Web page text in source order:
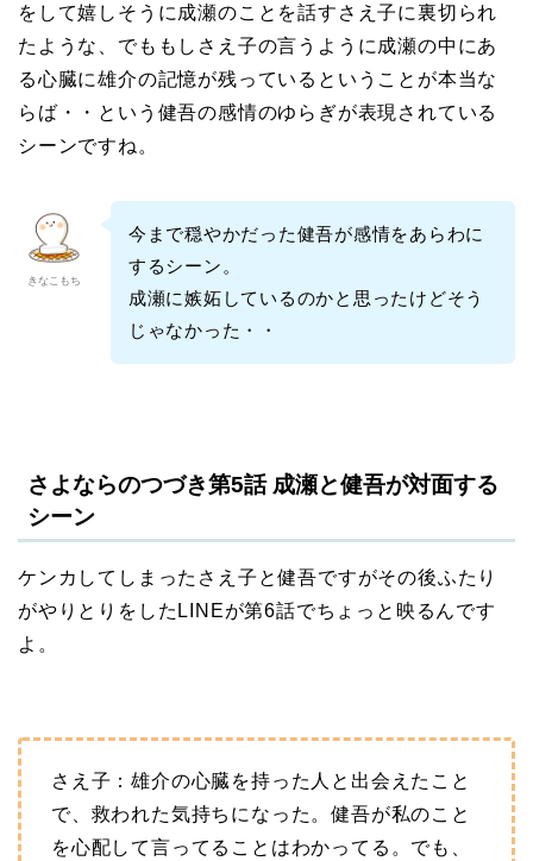
をして嬉しそうに成瀬のことを話すさえ子に裏切られ
たような、でももしさえ子の言うように成瀬の中にあ
る心臓に雄介の記憶が残っているということが本当な
らば・・という健吾の感情のゆらぎが表現されている
シーンですね。
きなこもち
今まで穏やかだった健吾が感情をあらわに
するシーン。
成瀬に嫉妬しているのかと思ったけどそう
じゃなかった・・
さよならのつづき第5話 成瀬と健吾が対面する
シーン
ケンカしてしまったさえ子と健吾ですがその後ふたり
がやりとりをしたLINEが第6話でちょっと映るんです
よ。
さえ子：雄介の心臓を持った人と出会えたこと
で、救われた気持ちになった。健吾が私のこと
を心配して言ってることはわかってる。でも、